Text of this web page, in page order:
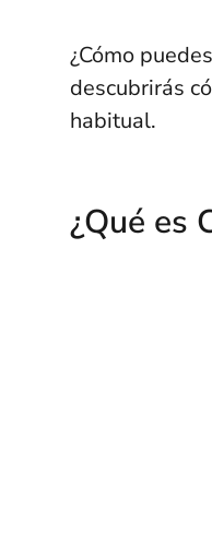
¿Cómo
descubrirás
habitual.
¿Qué es